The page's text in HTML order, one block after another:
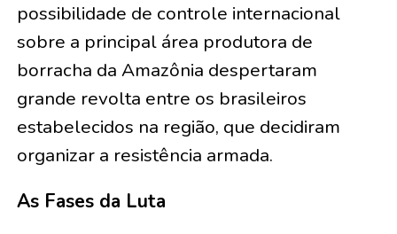
possibilidade de controle internacional
sobre a principal área produtora de
borracha da Amazônia despertaram
grande revolta entre os brasileiros
estabelecidos na região, que decidiram
organizar a resistência armada.
As Fases da Luta